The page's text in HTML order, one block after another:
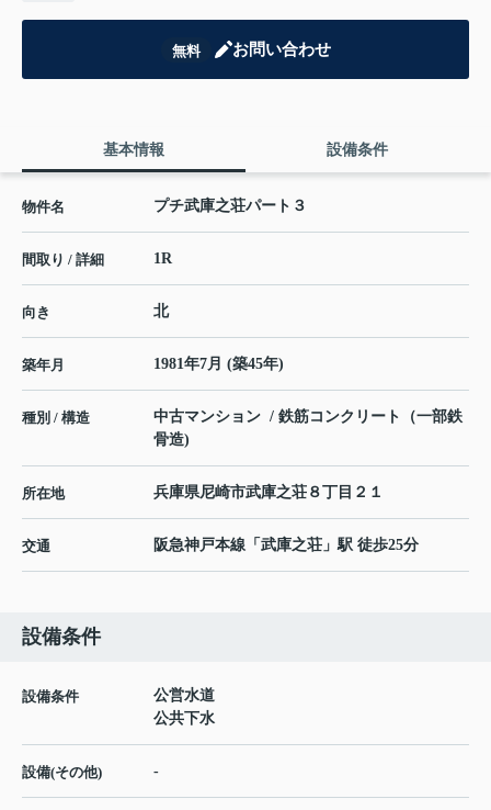
無料 お問い合わせ
基本情報 設備条件
物件名 プチ武庫之荘パート３
間取り / 詳細 1R
向き 北
築年月 1981年7月 (築45年)
種別 / 構造
中古マンション / 鉄筋コンクリート（一部鉄
骨造)
所在地 兵庫県尼崎市武庫之荘 ８丁目２１
交通 阪急神戸本線 「 武庫之荘 」駅 徒歩25分
設備条件
設備条件
公営水道
公共下水
設備(その他) -